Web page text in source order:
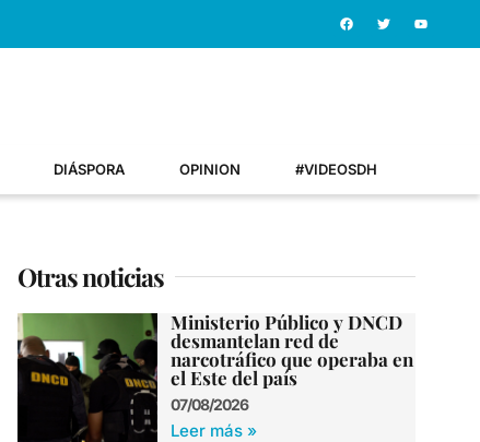
DIÁSPORA OPINION #VIDEOSDH
Otras noticias
Ministerio Público y DNCD
desmantelan red de
narcotráfico que operaba en
el Este del país
07/08/2026
Leer más »